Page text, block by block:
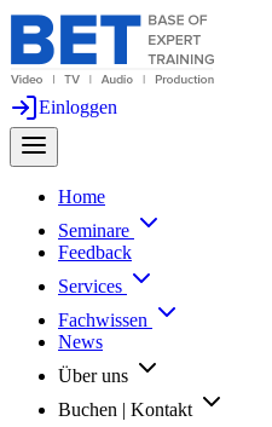
Einloggen
Home
Seminare
Feedback
Services
Fachwissen
News
Über uns
Buchen | Kontakt